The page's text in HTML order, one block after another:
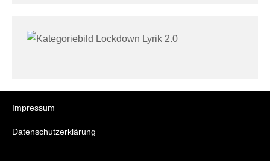
Impressum
Datenschutzerklärung